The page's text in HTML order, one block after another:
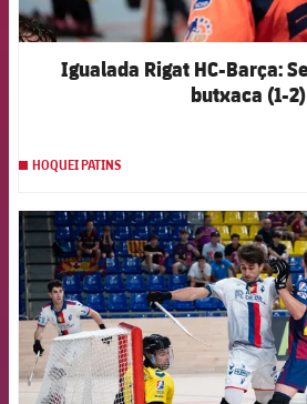
Igualada Rigat HC-Barça:
butxaca (1-2)
HOQUEI PATINS
FCB